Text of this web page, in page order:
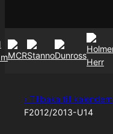
‹ Tillbaka till kalendern
F2012/2013-U14